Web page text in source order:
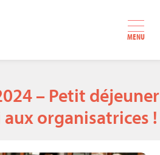
MENU
– Petit déjeuner
organisatrices !